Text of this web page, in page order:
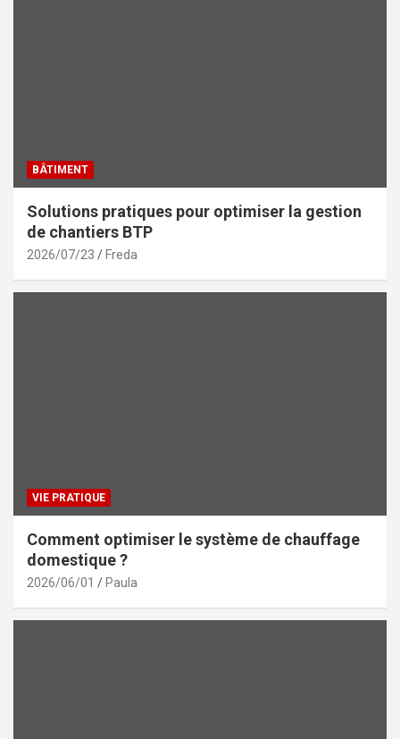
BÂTIMENT
Solutions pratiques pour optimiser la gestion
de chantiers BTP
2026/07/23 Freda
VIE PRATIQUE
Comment optimiser le système de chauffage
domestique ?
2026/06/01 Paula